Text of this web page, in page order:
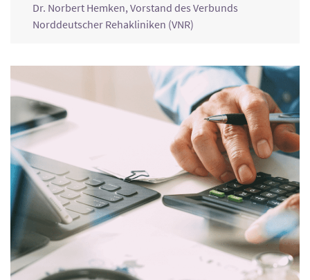
Dr. Norbert Hemken, Vorstand des Verbunds
Norddeutscher Rehakliniken (VNR)